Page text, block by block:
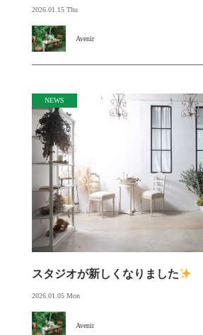
2026.01.15 Thu
Avenir
NEWS
スタジオが新しくなりました
2026.01.05 Mon
Avenir